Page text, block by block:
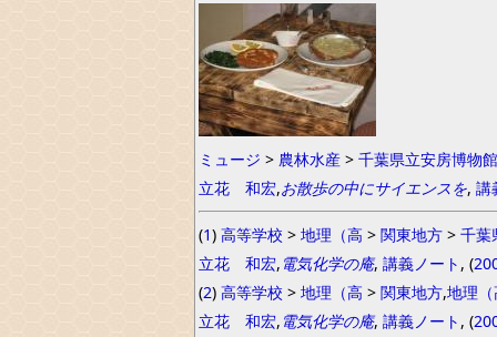
ミュージ > 農林水産 > 千葉県立安房博物館
立花 和宏,お散歩の中にサイエンスを, 講
(1) 高等学校 > 地理（高 > 関東地方 > 千葉
立花 和宏, 電気化学の庵, 講義ノート , (
(2) 高等学校 > 地理（高 > 関東地方,地理
立花 和宏, 電気化学の庵, 講義ノート , (